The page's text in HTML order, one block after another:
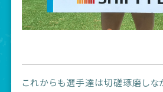
これからも選手達は切磋琢磨しな